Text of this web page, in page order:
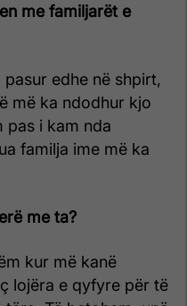
me familjarët e
edhe në shpirt,
më ka ndodhur kjo
pas i kam nda
familja ime më ka
me ta?
kur më kanë
lojëra e qyfyre për të